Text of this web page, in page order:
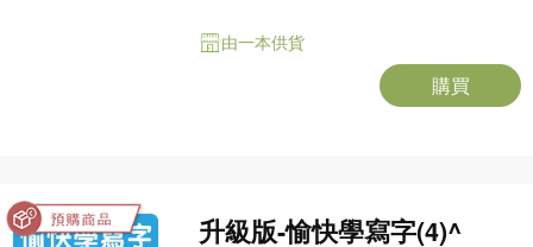
由一本供貨
購買
升級版-愉快學寫字(4)^